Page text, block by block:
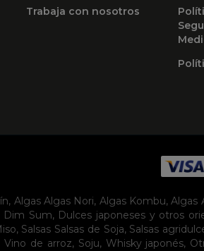
Trabaja con nosotros
, Algas Algas Nori, Algas Kombu,Algas
Dim Sum, Dulces japoneses y otros
, Salsas Salsas de Soja, Salsas
Vino de arroz, Soju, Whisky japonés,